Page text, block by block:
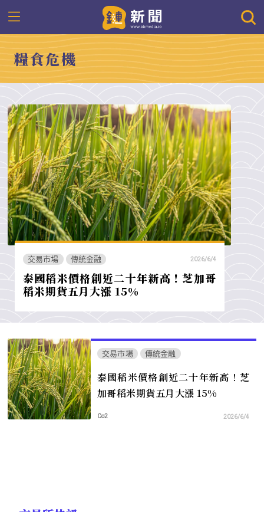
糧食危機
交易市場 傳統金融 2026/6/4
泰國稻米價格創近二十年新高！芝加哥
稻米期貨五月大漲 15%
交易市場 傳統金融
泰國稻米價格創近二十年新高！芝
加哥稻米期貨五月大漲 15%
Co2 2026/6/4